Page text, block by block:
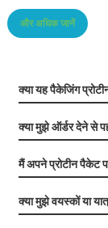
और अधिक जानें
क्या यह पैकेजिंग
क्या मुझे ऑर्डर देने से
मैं अपने प्रोटीन पैकेट
क्या मुझे वयस्कों या